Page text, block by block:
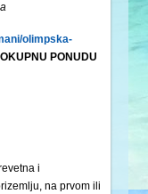
olimpska-
PONUDU
i
na prvom ili